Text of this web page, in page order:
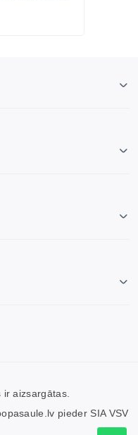
aizsargātas.
pieder SIA VSV